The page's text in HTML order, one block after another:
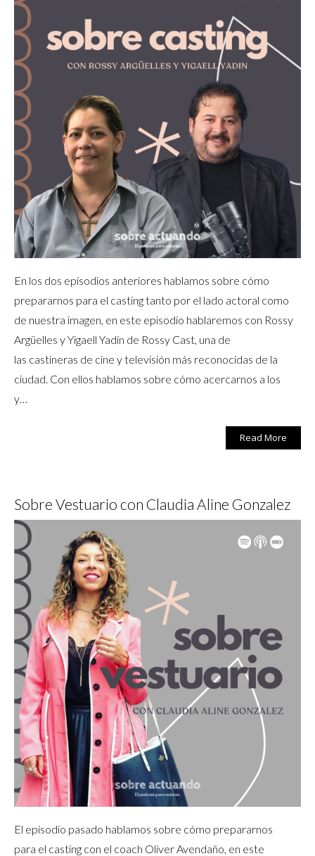
En los dos episodios anteriores hablamos sobre cómo
prepararnos para el casting tanto por el lado actoral como
de nuestra imagen, en este episodio hablaremos con Rossy
Argüelles y Yigaell Yadin de Rossy Cast, una de
las castineras de cine y televisión más reconocidas de la
ciudad. Con ellos hablamos sobre cómo acercarnos a los
y…
Read More
Sobre Vestuario con Claudia Aline Gonzalez
El episodio pasado hablamos sobre cómo prepararnos
para el casting con el coach Oliver Avendaño, en este